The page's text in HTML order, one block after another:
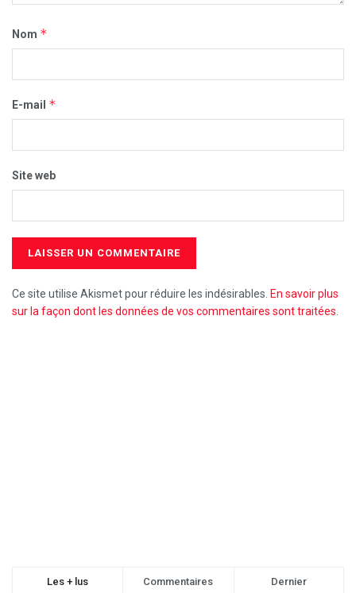
Nom *
E-mail *
Site web
Ce site utilise Akismet pour réduire les indésirables. En savoir plus
sur la façon dont les données de vos commentaires sont traitées.
Les + lus Commentaires Dernier